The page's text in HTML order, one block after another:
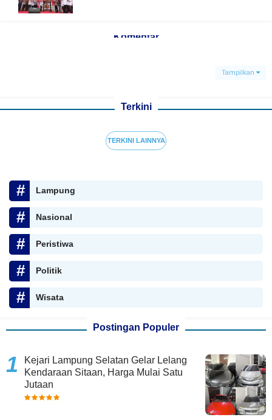
Komentar
Tampilkan
Terkini
TERKINI LAINNYA
Lampung
Nasional
Peristiwa
Politik
Wisata
Postingan Populer
Kejari Lampung Selatan Gelar Lelang
Kendaraan Sitaan, Harga Mulai Satu
Jutaan